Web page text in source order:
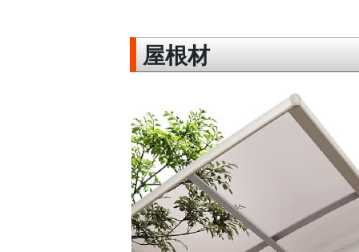
屋根材